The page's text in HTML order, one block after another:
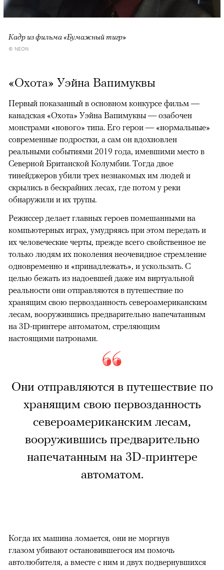
Кадр из фильма «Бумажный тигр»
© NEON
«Охота» Уэйна Вапимуквы
Первый показанный в основном конкурсе фильм —
канадская «Охота» Уэйна Вапимуквы — озабочен
монстрами «нового» типа. Его герои — «нормальные»
современные подростки, а сам он вдохновлен
реальными событиями 2019 года, имевшими место в
Северной Британской Колумбии. Тогда двое
тинейджеров убили трех незнакомых им людей и
скрылись в бескрайних лесах, где потом у реки
обнаружили и их трупы.
Режиссер делает главных героев помешанными на
компьютерных играх, умудряясь при этом передать и
их человеческие черты, прежде всего свойственное не
только людям их поколения неочевидное стремление
одновременно и «принадлежать», и ускользать. С
целью бежать из надоевшей даже им виртуальной
реальности они отправляются в путешествие по
хранящим свою первозданность североамериканским
лесам, вооружившись предварительно напечатанным
на 3D-принтере автоматом, стреляющим
настоящими патронами.
Они отправляются в путешествие по
хранящим свою первозданность
североамериканским лесам,
вооружившись предварительно
напечатанным на 3D-принтере
автоматом.
Когда их машина ломается, они не моргнув
глазом убивают остановившегося им помочь
автолюбителя, а вместе с ним и двух подвернувшихся